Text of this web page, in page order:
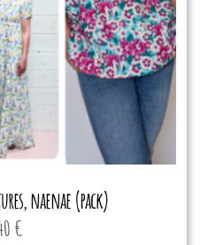
naenae (pack)
€